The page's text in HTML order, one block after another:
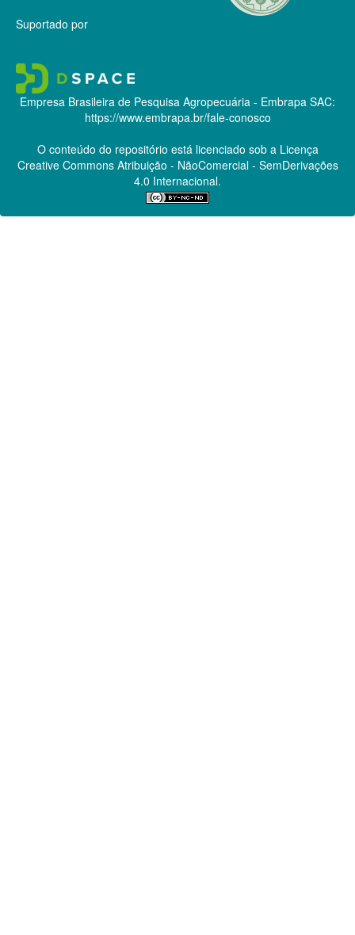
Suportado por
Empresa Brasileira de Pesquisa Agropecuária - Embrapa SAC:
https://www.embrapa.br/fale-conosco
O conteúdo do repositório está licenciado sob a Licença
Creative CommonsAtribuição - NãoComercial - SemDerivações
4.0 Internacional.